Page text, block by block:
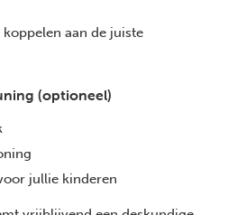
aan de juiste
(optioneel)
jullie kinderen